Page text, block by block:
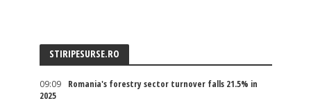
STIRIPESURSE.RO
09:09
Romania's forestry sector turnover falls 21.5% in
2025